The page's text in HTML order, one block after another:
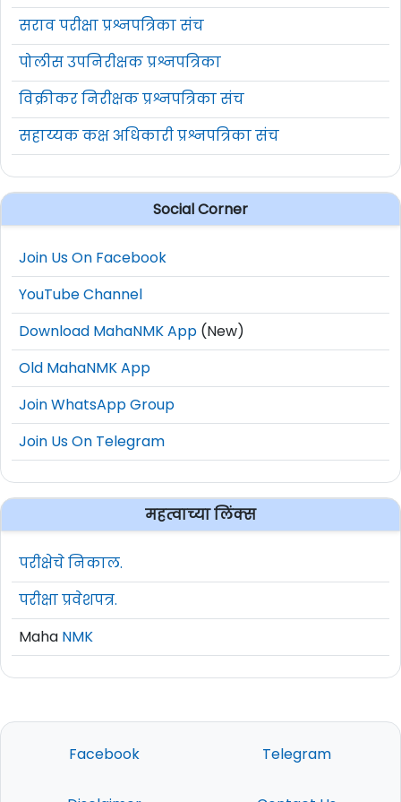
सराव परीक्षा प्रश्नपत्रिका संच
पोलीस उपनिरीक्षक प्रश्नपत्रिका
विक्रीकर निरीक्षक प्रश्नपत्रिका संच
सहाय्यक कक्ष अधिकारी प्रश्नपत्रिका संच
Social Corner
Join Us On Facebook
YouTube Channel
Download MahaNMK App (New)
Old MahaNMK App
Join WhatsApp Group
Join Us On Telegram
महत्वाच्या लिंक्स
परीक्षेचे निकाल.
परीक्षा प्रवेशपत्र.
Maha NMK
Facebook Telegram